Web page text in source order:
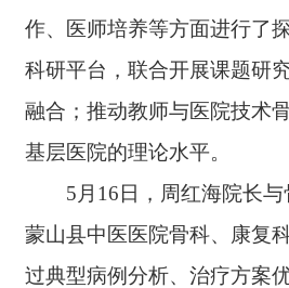
作、医师培养等方面进行了
科研平台，联合开展课题研
融合；推动教师与医院技术
基层医院的理论水平。
5月16日，周红海院长与
蒙山县中医医院骨科、康复
过典型病例分析、治疗方案